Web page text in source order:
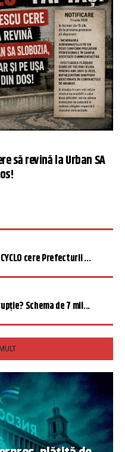
să revină la Urban SA
cere Prefecturii ...
Schema de 7 mil...